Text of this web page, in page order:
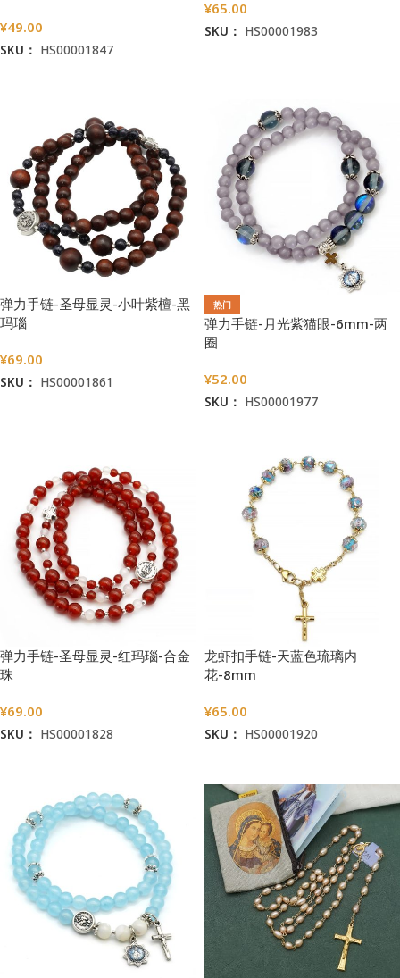
¥49.00
SKU： HS00001847
¥65.00
SKU： HS00001983
弹力手链-圣母显灵-小叶紫檀-黑
玛瑙
¥69.00
SKU： HS00001861
热门
弹力手链-月光紫猫眼-6mm-两
圈
¥52.00
SKU： HS00001977
弹力手链-圣母显灵-红玛瑙-合金
珠
¥69.00
SKU： HS00001828
龙虾扣手链-天蓝色琉璃内
花-8mm
¥65.00
SKU： HS00001920